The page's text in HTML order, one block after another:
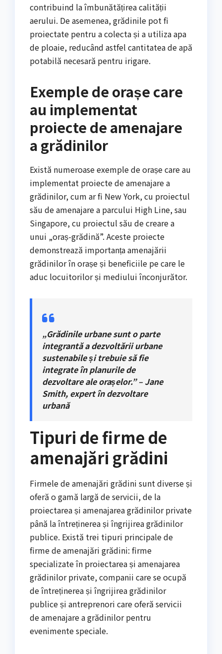
contribuind la îmbunătățirea calității
aerului. De asemenea, grădinile pot fi
proiectate pentru a colecta și a utiliza apa
de ploaie, reducând astfel cantitatea de apă
potabilă necesară pentru irigare.
Exemple de orașe care
au implementat
proiecte de amenajare
a grădinilor
Există numeroase exemple de orașe care au
implementat proiecte de amenajare a
grădinilor, cum ar fi New York, cu proiectul
său de amenajare a parcului High Line, sau
Singapore, cu proiectul său de creare a
unui „oraș-grădină”. Aceste proiecte
demonstrează importanța amenajării
grădinilor în orașe și beneficiile pe care le
aduc locuitorilor și mediului înconjurător.
„Grădinile urbane sunt o parte
integrantă a dezvoltării urbane
sustenabile și trebuie să fie
integrate în planurile de
dezvoltare ale orașelor.” – Jane
Smith, expert în dezvoltare
urbană
Tipuri de firme de
amenajări grădini
Firmele de amenajări grădini sunt diverse și
oferă o gamă largă de servicii, de la
proiectarea și amenajarea grădinilor private
până la întreținerea și îngrijirea grădinilor
publice. Există trei tipuri principale de
firme de amenajări grădini: firme
specializate în proiectarea și amenajarea
grădinilor private, companii care se ocupă
de întreținerea și îngrijirea grădinilor
publice și antreprenori care oferă servicii
de amenajare a grădinilor pentru
evenimente speciale.